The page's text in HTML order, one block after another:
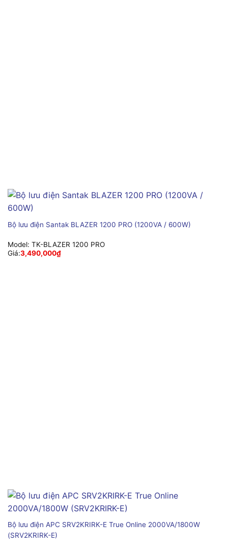
Bộ lưu điện Santak BLAZER 1200 PRO (1200VA / 600W)
Model: TK-BLAZER 1200 PRO
Giá:3,490,000₫
Bộ lưu điện APC SRV2KRIRK-E True Online 2000VA/1800W
(SRV2KRIRK-E)